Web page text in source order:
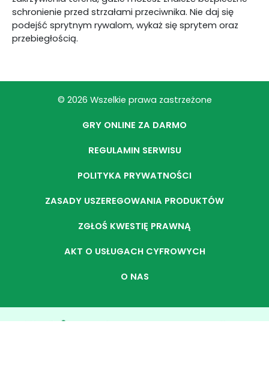
schronienie przed strzałami przeciwnika. Nie daj się
podejść sprytnym rywalom, wykaż się sprytem oraz
przebiegłością.
© 2026 Wszelkie prawa zastrzeżone
GRY ONLINE ZA DARMO
REGULAMIN SERWISU
POLITYKA PRYWATNOŚCI
ZASADY USZEREGOWANIA PRODUKTÓW
ZGŁOŚ KWESTIĘ PRAWNĄ
AKT O USŁUGACH CYFROWYCH
O NAS